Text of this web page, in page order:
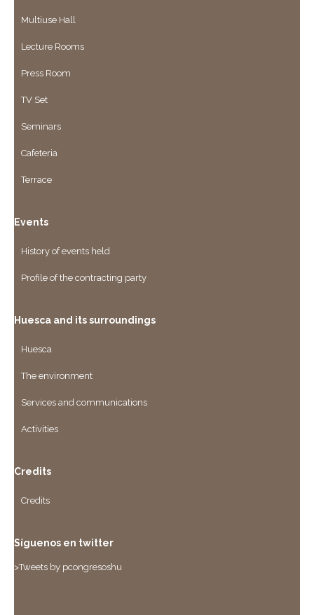
Multiuse Hall
Lecture Rooms
Press Room
TV Set
Seminars
Cafeteria
Terrace
Events
History of events held
Profile of the contracting party
Huesca and its surroundings
Huesca
The environment
Services and communications
Activities
Credits
Credits
Síguenos en twitter
>Tweets by pcongresoshu